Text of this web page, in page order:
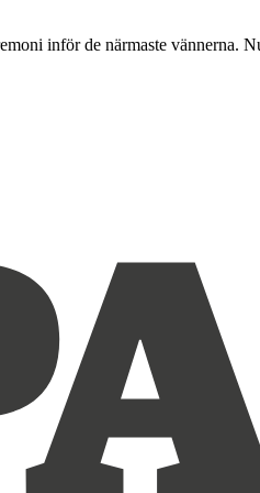
inför de närmaste vännerna.